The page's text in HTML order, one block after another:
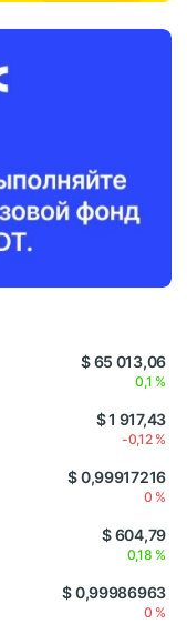
$ 65 013,06
0,1 %
$ 1 917,43
-0,12 %
$ 0,99917216
0 %
$ 604,79
0,18 %
$ 0,99986963
0 %